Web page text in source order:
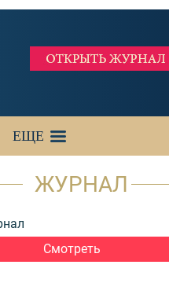
ЕЩЕ
ЖУРНАЛ
Смотреть